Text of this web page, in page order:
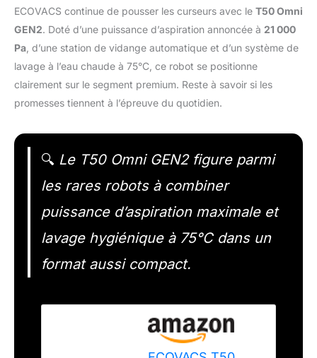
ECOVACS continue de pousser les curseurs avec le T50 Omni
GEN2. Doté d’une puissance d’aspiration annoncée à 21 000
Pa , d’une station de vidange automatique et d’un système de
lavage à l’eau chaude à 75°C, ce robot se positionne
clairement sur le segment premium. Reste à savoir si les
promesses tiennent à l’épreuve du quotidien.
🔍 Le T50 Omni GEN2 figure parmi
les rares robots à combiner
puissance d’aspiration maximale et
lavage hygiénique à 75°C dans un
format aussi compact.